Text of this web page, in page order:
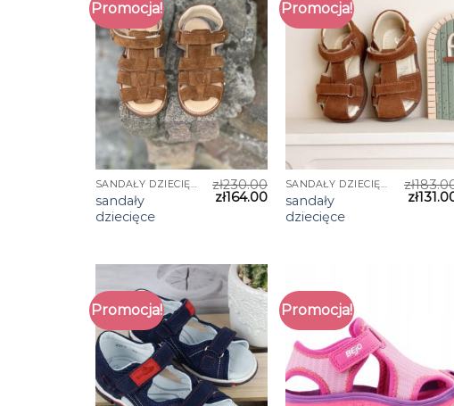
Promocja!
SANDAŁY DZIECIĘCE
sandały
dziecięce
zł230.00
zł164.00
Promocja!
SANDAŁY DZIECIĘCE
sandały
dziecięce
zł
zł
Promocja! Promocja!